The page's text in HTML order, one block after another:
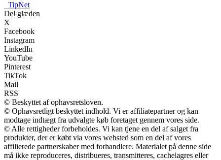
TipNet
Del glæden
X
Facebook
Instagram
LinkedIn
YouTube
Pinterest
TikTok
Mail
RSS
© Beskyttet af ophavsretsloven.
© Ophavsretligt beskyttet indhold. Vi er affiliatepartner og kan
modtage indtægt fra udvalgte køb foretaget gennem vores side.
© Alle rettigheder forbeholdes. Vi kan tjene en del af salget fra
produkter, der er købt via vores websted som en del af vores
affilierede partnerskaber med forhandlere. Materialet på denne side
må ikke reproduceres, distribueres, transmitteres, cachelagres eller